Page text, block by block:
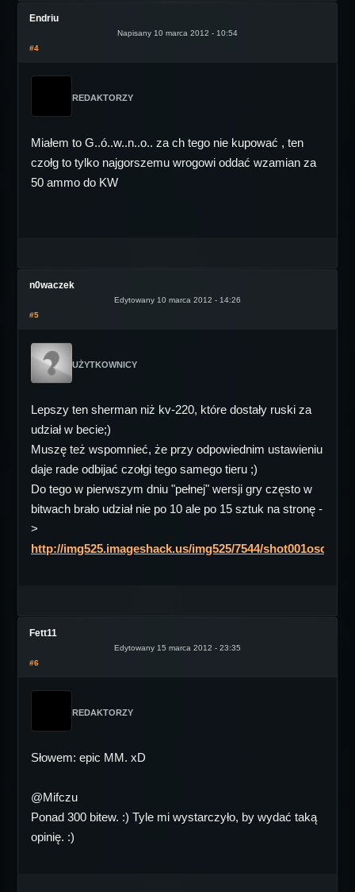
Endriu
Napisany 10 marca 2012 - 10:54
#4
REDAKTORZY
Miałem to G..ó..w..n..o.. za ch tego nie kupować , ten
czołg to tylko najgorszemu wrogowi oddać wzamian za
50 ammo do KW
n0waczek
Edytowany 10 marca 2012 - 14:26
#5
UŻYTKOWNICY
Lepszy ten sherman niż kv-220, które dostały ruski za
udział w becie;)
Muszę też wspomnieć, że przy odpowiednim ustawieniu
daje rade odbijać czołgi tego samego tieru ;)
Do tego w pierwszym dniu "pełnej" wersji gry często w
bitwach brało udział nie po 10 ale po 15 sztuk na stronę -
>
http://img525.imageshack.us/img525/7544/shot001oso.jpg
Fett11
Edytowany 15 marca 2012 - 23:35
#6
REDAKTORZY
Słowem: epic MM. xD
@Mifczu
Ponad 300 bitew. :) Tyle mi wystarczyło, by wydać taką
opinię. :)